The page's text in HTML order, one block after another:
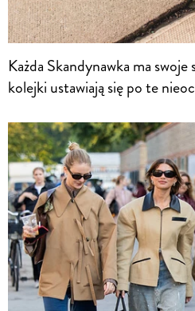
Każda Skandynawka ma
kolejki ustawiają się po te